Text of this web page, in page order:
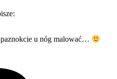
paznokcie u nóg malować…